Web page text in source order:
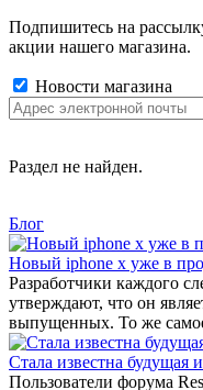
Подпишитесь на
акции нашего магазина.
Новости магазина
Раздел не найден.
Блог
Новый iphone x уже в
Разработчики каждого
утверждают, что он
выпущенных. То же
Стала известна будущая
Пользователи форума